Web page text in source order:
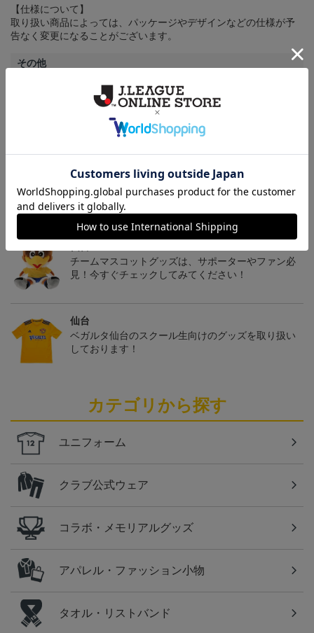
【仕様について】
取り扱い商品によっては、パッケージやデザインなどの仕様が予
告なく変更になることがございます。
その他
トピックス
チームマスコットグッズは、サポーターやファン必
見！今すぐチェックしてみてください！
仙台
ベガルタ仙台のスクール生向けのグッズを取り扱い
しております！
カテゴリから探す
ユニフォーム
クラブ公式ウェア
コラボ・メモリアルグッズ
アパレル・ファッション小物
タオル・リストバンド